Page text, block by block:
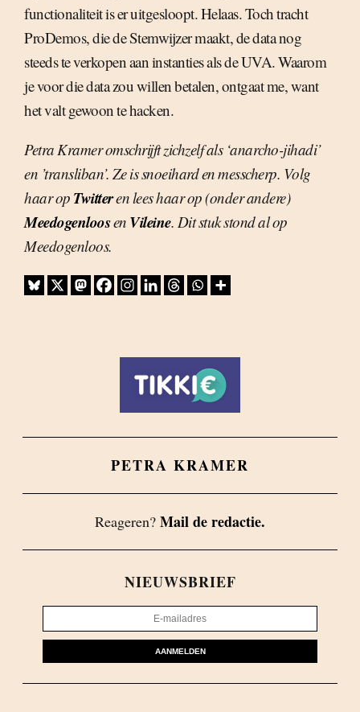
functionaliteit is er uitgesloopt. Helaas. Toch tracht
ProDemos, die de Stemwijzer maakt, de data nog
steeds te verkopen aan instanties als de UVA. Waarom
je voor die data zou willen betalen, ontgaat me, want
het valt gewoon te hacken.
Petra Kramer omschrijft zichzelf als ‘anarcho-jihadi’
en ’transliban’. Ze is snoeihard en messcherp. Volg
haar op Twitteren lees haar op (onder andere)
Meedogenloosen Vileine. Dit stuk stond al op
Meedogenloos.
PETRA KRAMER
Reageren? Mail de redactie.
NIEUWSBRIEF
AANMELDEN